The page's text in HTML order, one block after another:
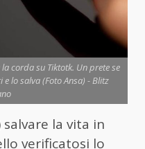
corda su Tiktotk. Un prete se
lo salva (Foto Ansa) - Blitz
salvare la vita in
verificatosi lo